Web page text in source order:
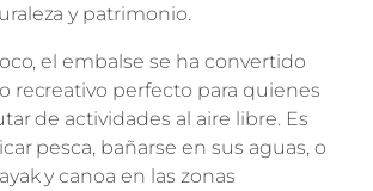
y patrimonio.
el embalse se ha convertido
recreativo perfecto para quienes
de actividades al aire libre. Es
pesca, bañarse en sus aguas, o
y canoa en las zonas